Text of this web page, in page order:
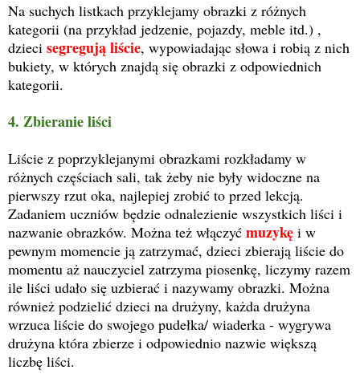
Na suchych listkach przyklejamy obrazki z różnych
kategorii (na przykład jedzenie, pojazdy, meble itd.) ,
dzieci segregują liście, wypowiadając słowa i robią z nich
bukiety, w których znajdą się obrazki z odpowiednich
kategorii.
4. Zbieranie liści
Liście z poprzyklejanymi obrazkami rozkładamy w
różnych częściach sali, tak żeby nie były widoczne na
pierwszy rzut oka, najlepiej zrobić to przed lekcją.
Zadaniem uczniów będzie odnalezienie wszystkich liści i
nazwanie obrazków. Można też włączyć muzykę i w
pewnym momencie ją zatrzymać, dzieci zbierają liście do
momentu aż nauczyciel zatrzyma piosenkę, liczymy razem
ile liści udało się uzbierać i nazywamy obrazki. Można
również podzielić dzieci na drużyny, każda drużyna
wrzuca liście do swojego pudełka/ wiaderka - wygrywa
drużyna która zbierze i odpowiednio nazwie większą
liczbę liści.